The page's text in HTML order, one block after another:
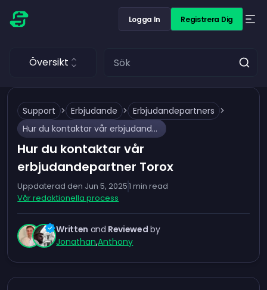
Logga In Registrera Dig
Översikt
Support > Erbjudande > Erbjudandepartners >
Hur du kontaktar vår erbjudandepartner Torox
Hur du kontaktar vår
erbjudandepartner Torox
Uppdaterad den Jun 5, 20251 min read
Vår redaktionella process
Written and Reviewed by
Jonathan,Anthony